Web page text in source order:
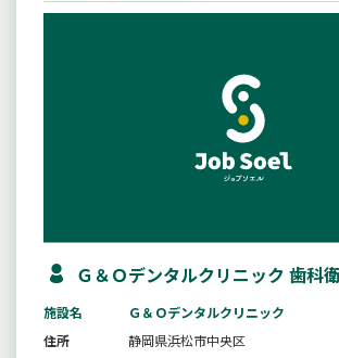
Ｇ＆Ｏデンタルクリニック 歯科
施設名
Ｇ＆Ｏデンタルクリニック
住所
静岡県浜松市中央区